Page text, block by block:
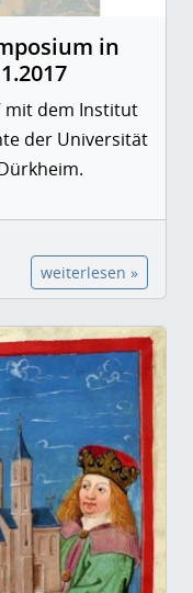
in
mit dem Institut
der Universität
weiterlesen »